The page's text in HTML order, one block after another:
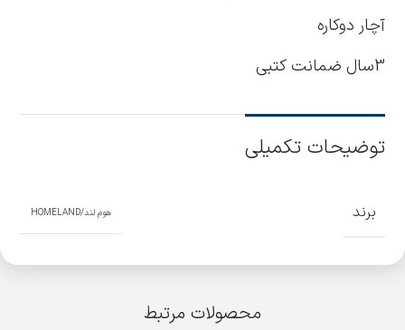
آچار دوکاره
3سال ضمانت کتبی
توضیحات تکمیلی
برند هوم لند/HOMELAND
محصولات مرتبط